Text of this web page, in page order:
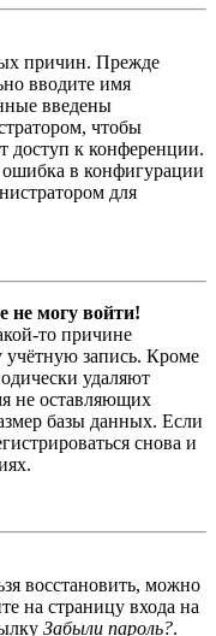
причин. Прежде
вводите имя
введены
чтобы
доступ к конференции.
в конфигурации
для
не могу войти!
то причине
учётную запись. Кроме
удаляют
не оставляющих
базы данных. Если
снова и
восстановить, можно
на страницу входа на
Забыли пароль?.